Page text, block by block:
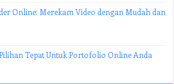
Online: Merekam Video dengan Mudah dan
Tepat Untuk Portofolio Online Anda